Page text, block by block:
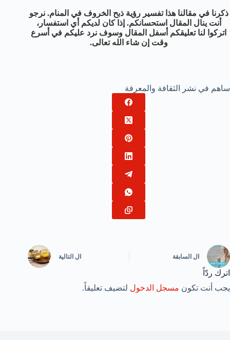
ذكرنا في مقالنا هذا تفسير رؤية ذبح الخروف في المنام. نرجو
أنت ينال المقال استحسانكم. إذا كان لديكم أي استفسار،
اتركوا لنا تعليقكم أسفل المقال وسوف نرد عليكم في أسرع
وقت إن شاء الله تعالى.
ساهم في نشر الثقافة والمعرفة
ال السابقة ال التالية
اترك ردّاً
يجب أنت تكون مسجل الدخول لتضيف تعليقاً.